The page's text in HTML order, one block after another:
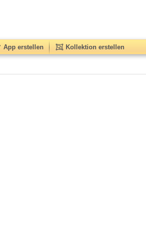
App erstellen Kollektion erstellen